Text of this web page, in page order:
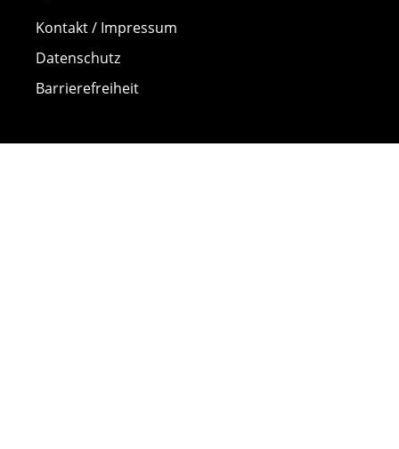
Kontakt / Impressum
Datenschutz
Barrierefreiheit